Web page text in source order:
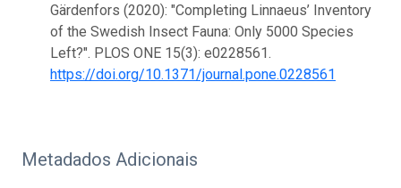
Gärdenfors (2020): "Completing Linnaeus’ Inventory
of the Swedish Insect Fauna: Only 5000 Species
Left?". PLOS ONE 15(3): e0228561.
https://doi.org/10.1371/journal.pone.0228561
Metadados Adicionais